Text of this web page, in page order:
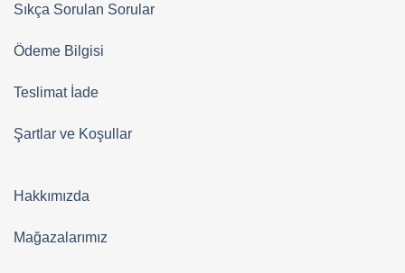
Sıkça Sorulan Sorular
Ödeme Bilgisi
Teslimat İade
Şartlar ve Koşullar
Hakkımızda
Mağazalarımız